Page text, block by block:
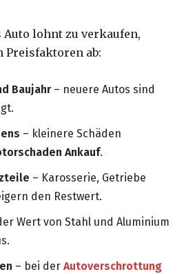
Auto lohnt zu verkaufen,
Preisfaktoren ab:
Baujahr– neuere Autos sind
– kleinere Schäden
Ankauf.
– Karosserie, Getriebe
den Restwert.
Wert von Stahl und Aluminium
– bei der Autoverschrottung